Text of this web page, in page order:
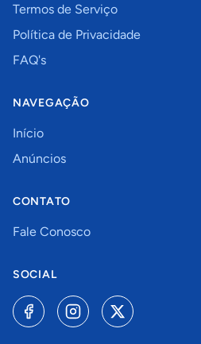
Termos de Serviço
Política de Privacidade
FAQ's
NAVEGAÇÃO
Início
Anúncios
CONTATO
Fale Conosco
SOCIAL